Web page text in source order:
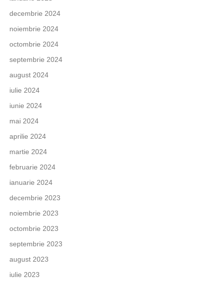
decembrie 2024
noiembrie 2024
octombrie 2024
septembrie 2024
august 2024
iulie 2024
iunie 2024
mai 2024
aprilie 2024
martie 2024
februarie 2024
ianuarie 2024
decembrie 2023
noiembrie 2023
octombrie 2023
septembrie 2023
august 2023
iulie 2023